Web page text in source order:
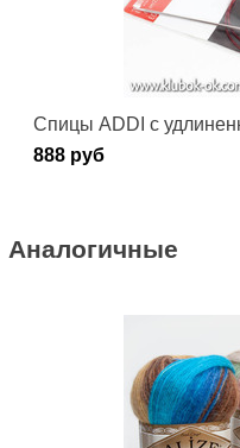
Спицы ADDI c
888 руб
Аналогичные